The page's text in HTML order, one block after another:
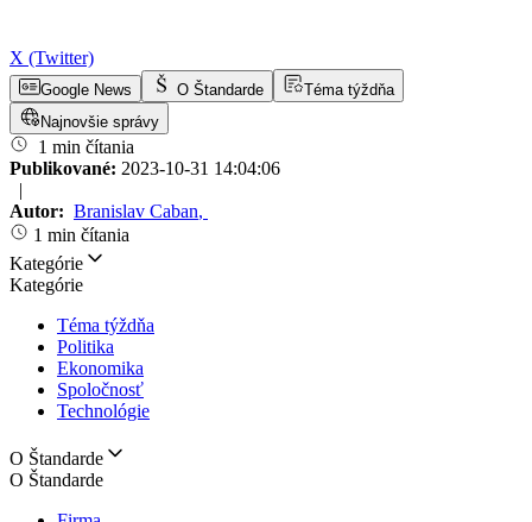
X (Twitter)
Google News O Štandarde
Téma týždňa
Najnovšie správy
1 min čítania
Publikované: 2023-10-31 14:04:06
|
Autor: Branislav Caban,
1 min čítania
Kategórie
Kategórie
Téma týždňa
Politika
Ekonomika
Spoločnosť
Technológie
O Štandarde
O Štandarde